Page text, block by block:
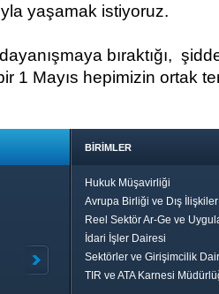
yaşamak istiyoruz.
bıraktığı,
1 Mayıs hepimizin ortak
BİRİMLER
Hukuk Müşavirliği
Avrupa Birliği ve Dış
Reel Sektör Ar-Ge ve
İdari İşler Dairesi
Sektörler ve Girişimcilik
TIR ve ATA Karnesi